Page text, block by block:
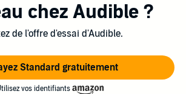
chez Audible ?
de l'offre d'essai d'Audible.
Standard gratuitement
vos identifiants